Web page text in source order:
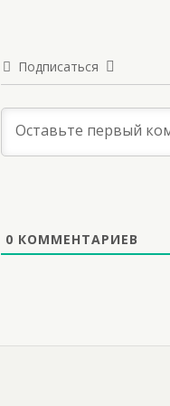
Подписаться
0 КОММЕНТАРИЕВ